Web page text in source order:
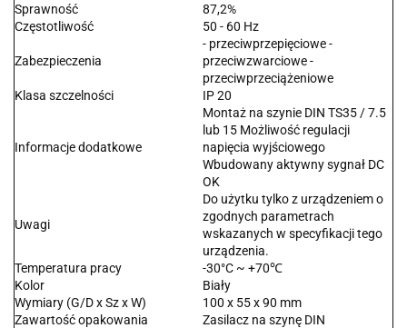
Sprawność
87,2%
Częstotliwość
50 - 60 Hz
Zabezpieczenia
- przeciwprzepięciowe -
przeciwzwarciowe -
przeciwprzeciążeniowe
Klasa szczelności
IP 20
Informacje dodatkowe
Montaż na szynie DIN TS35 / 7.5
lub 15 Możliwość regulacji
napięcia wyjściowego
Wbudowany aktywny sygnał DC
OK
Uwagi
Do użytku tylko z urządzeniem o
zgodnych parametrach
wskazanych w specyfikacji tego
urządzenia.
Temperatura pracy
-30°C ~ +70℃
Kolor
Biały
Wymiary (G/D x Sz x W)
100 x 55 x 90 mm
Zawartość opakowania
Zasilacz na szynę DIN